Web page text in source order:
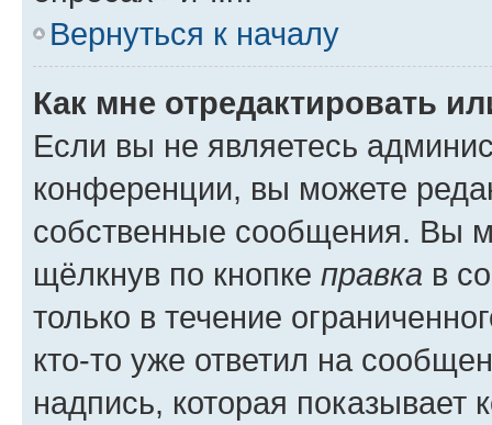
Вернуться к началу
Как мне отредактировать
Если вы не являетесь
конференции, вы можете
собственные сообщения. Вы
щёлкнув по кнопке правка в
только в течение
кто-то уже ответил на
надпись, которая показывает